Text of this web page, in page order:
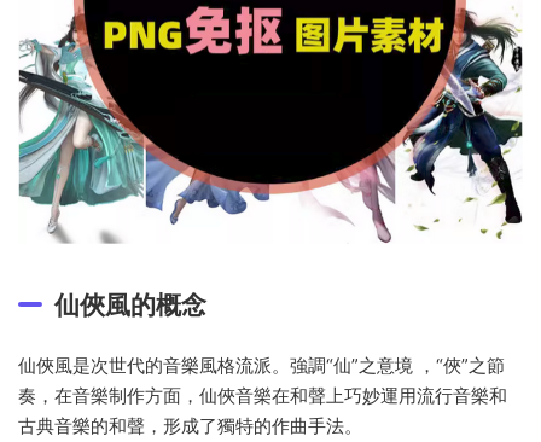
仙俠風的概念
仙俠風是次世代的音樂風格流派。強調“仙”之意境 ，“俠”之節
奏，在音樂制作方面，仙俠音樂在和聲上巧妙運用流行音樂和
古典音樂的和聲，形成了獨特的作曲手法。